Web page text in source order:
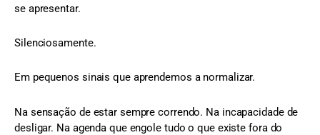
se apresentar.
Silenciosamente.
Em pequenos sinais que aprendemos a normalizar.
Na sensação de estar sempre correndo. Na incapacidade de
desligar. Na agenda que engole tudo o que existe fora do